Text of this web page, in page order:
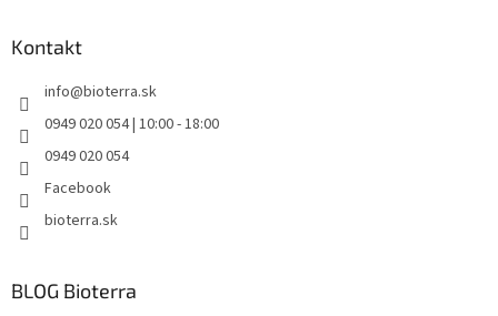
Kontakt
info@bioterra.sk
0949 020 054 | 10:00 - 18:00
0949 020 054
Facebook
bioterra.sk
BLOG Bioterra